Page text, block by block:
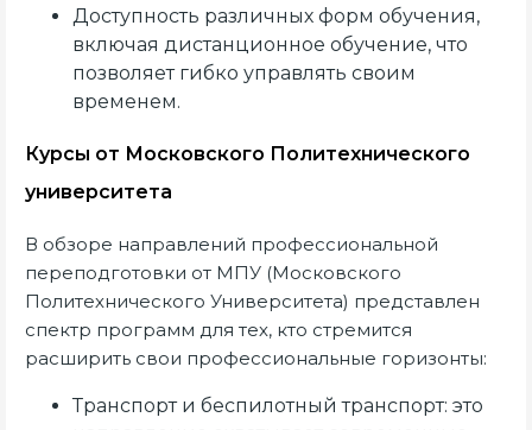
Доступность различных форм обучения,
включая дистанционное обучение, что
позволяет гибко управлять своим
временем.
Курсы от Московского Политехнического
университета
В обзоре направлений профессиональной
переподготовки от МПУ (Московского
Политехнического Университета) представлен
спектр программ для тех, кто стремится
расширить свои профессиональные горизонты:
Транспорт и беспилотный транспорт: это